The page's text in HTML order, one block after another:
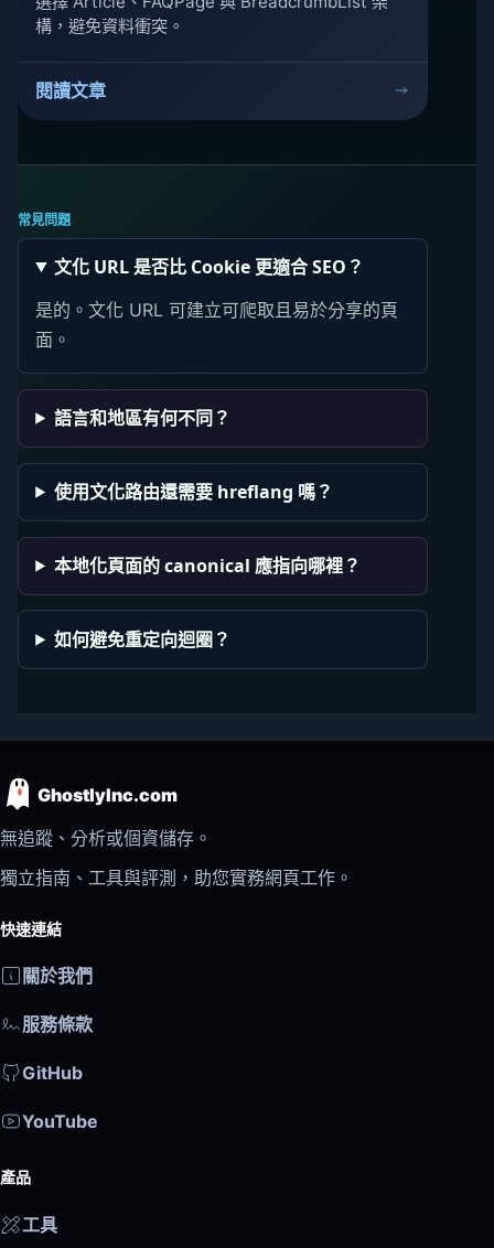
構，避免資料衝突。
閱讀文章
常見問題
文化 URL 是否比 Cookie 更適合 SEO？
是的。文化 URL 可建立可爬取且易於分享的頁
面。
語言和地區有何不同？
使用文化路由還需要 hreflang 嗎？
本地化頁面的 canonical 應指向哪裡？
如何避免重定向迴圈？
GhostlyInc.com
無追蹤、分析或個資儲存。
獨立指南、工具與評測，助您實務網頁工作。
快速連結
關於我們
服務條款
GitHub
YouTube
產品
工具